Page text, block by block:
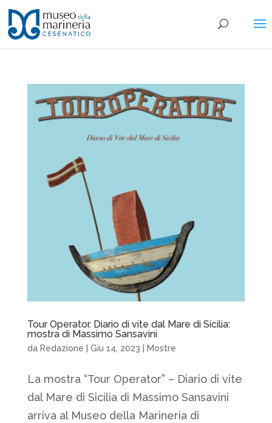
Tour Operator. Diario di vite dal Mare di Sicilia:
mostra di Massimo Sansavini
da Redazione Giu 14, 2023 Mostre
La mostra “Tour Operator” – Diario di vite
dal Mare di Sicilia di Massimo Sansavini
arriva al Museo della Marineria di